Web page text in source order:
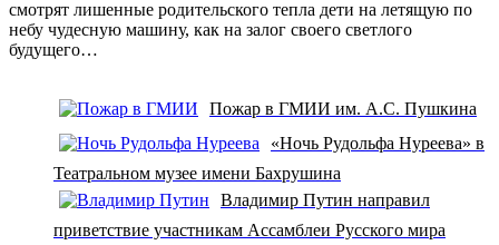
смотрят лишенные родительского тепла дети на летящую по
небу чудесную машину, как на залог своего светлого
будущего…
Пожар в ГМИИ им. А.С. Пушкина
«Ночь Рудольфа Нуреева» в
Театральном музее имени Бахрушина
Владимир Путин направил
приветствие участникам Ассамблеи Русского мира